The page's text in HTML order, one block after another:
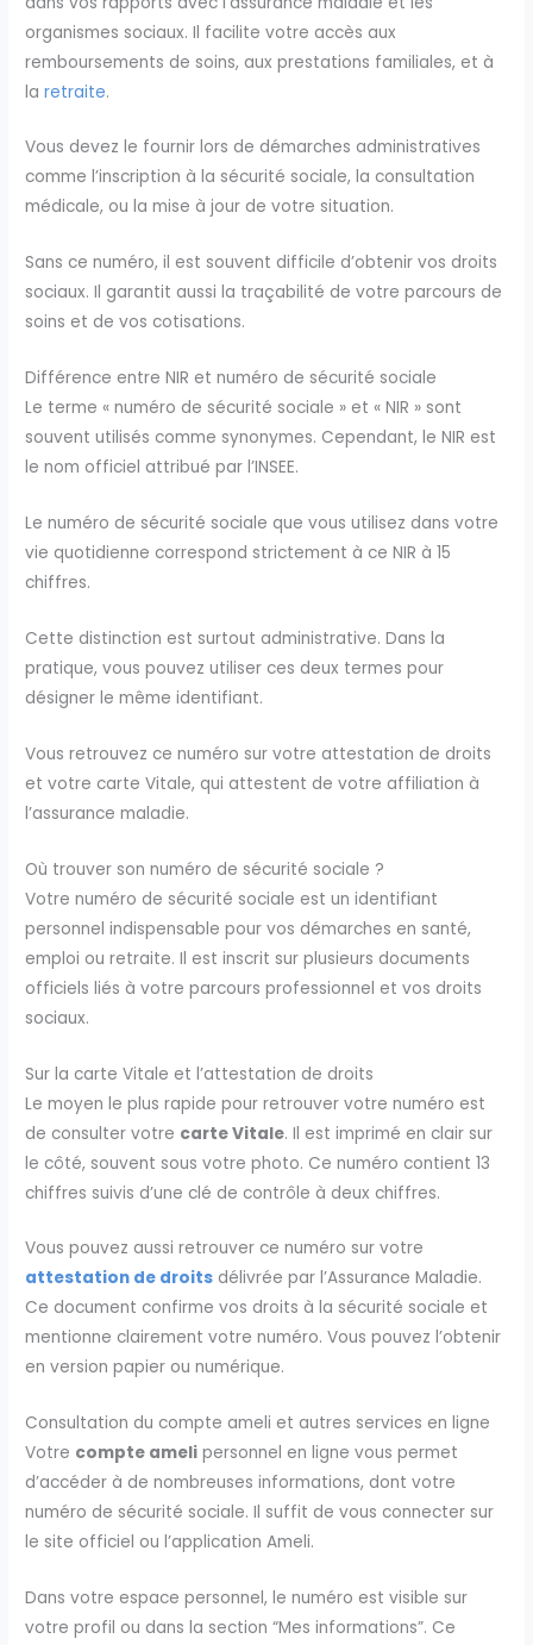
organismes sociaux. Il facilite votre accès aux
remboursements de soins, aux prestations familiales, et à
laretraite.
Vous devez le fournir lors de démarches administratives
comme l’inscription à la sécurité sociale, la consultation
médicale, ou la mise à jour de votre situation.
Sans ce numéro, il est souvent difficile d’obtenir vos droits
sociaux. Il garantit aussi la traçabilité de votre parcours de
soins et de vos cotisations.
Différence entre NIR et numéro de sécurité sociale
Le terme « numéro de sécurité sociale » et « NIR » sont
souvent utilisés comme synonymes. Cependant, le NIR est
le nom officiel attribué par l’INSEE.
Le numéro de sécurité sociale que vous utilisez dans votre
vie quotidienne correspond strictement à ce NIR à 15
chiffres.
Cette distinction est surtout administrative. Dans la
pratique, vous pouvez utiliser ces deux termes pour
désigner le même identifiant.
Vous retrouvez ce numéro sur votre attestation de droits
et votre carte Vitale, qui attestent de votre affiliation à
l’assurance maladie.
Où trouver son numéro de sécurité sociale ?
Votre numéro de sécurité sociale est un identifiant
personnel indispensable pour vos démarches en santé,
emploi ou retraite. Il est inscrit sur plusieurs documents
officiels liés à votre parcours professionnel et vos droits
sociaux.
Sur la carte Vitale et l’attestation de droits
Le moyen le plus rapide pour retrouver votre numéro est
de consulter votre carte Vitale. Il est imprimé en clair sur
le côté, souvent sous votre photo. Ce numéro contient 13
chiffres suivis d’une clé de contrôle à deux chiffres.
Vous pouvez aussi retrouver ce numéro sur votre
attestation de droits délivrée par l’Assurance Maladie.
Ce document confirme vos droits à la sécurité sociale et
mentionne clairement votre numéro. Vous pouvez l’obtenir
en version papier ou numérique.
Consultation du compte ameli et autres services en ligne
Votre compte ameli personnel en ligne vous permet
d’accéder à de nombreuses informations, dont votre
numéro de sécurité sociale. Il suffit de vous connecter sur
le site officiel ou l’application Ameli.
Dans votre espace personnel, le numéro est visible sur
votre profil ou dans la section “Mes informations”. Ce